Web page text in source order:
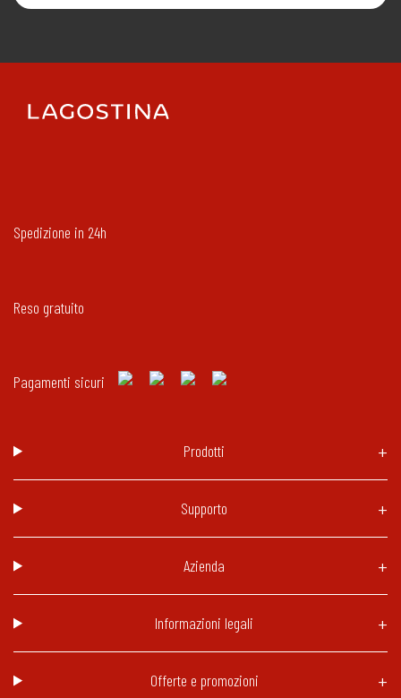
Spedizione in 24h
Reso gratuito
Pagamenti sicuri
Prodotti
Supporto
Azienda
Informazioni legali
Offerte e promozioni